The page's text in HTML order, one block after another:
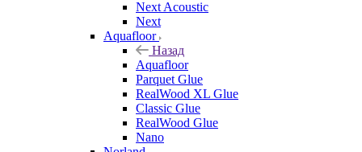
Next Acoustic
Next
Aquafloor
Назад
Aquafloor
Parquet Glue
RealWood XL Glue
Classic Glue
RealWood Glue
Nano